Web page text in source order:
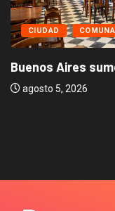
CIUDAD
Buenos Aires
agosto 5, 2026